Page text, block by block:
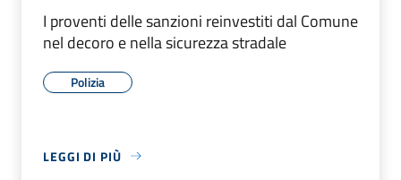
I proventi delle sanzioni reinvestiti dal Comune
nel decoro e nella sicurezza stradale
Polizia
LEGGI DI PIÙ